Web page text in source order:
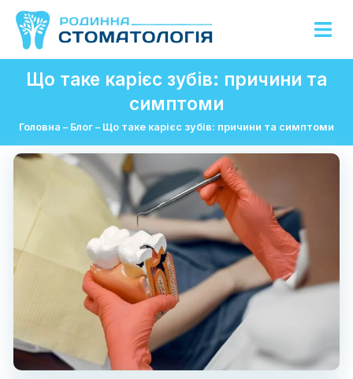
Що таке карієс зубів: причини та
симптоми
Головна – Блог – Що таке карієс зубів: причини та симптоми